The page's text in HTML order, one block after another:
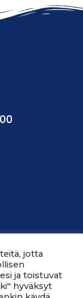
jotta
ja toistuvat
hyväksyt